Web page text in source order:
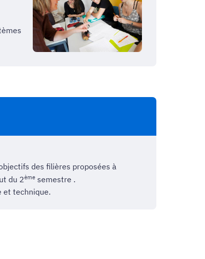
des filières proposées à
du 2ème semestre .
et technique.